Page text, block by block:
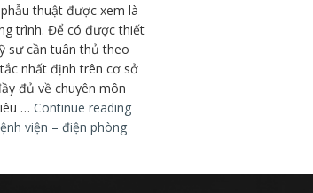
thuật được xem là
trình. Để có được thiết
sư cần tuân thủ theo
nhất định trên cơ sở
đủ về chuyên môn
… Continue reading
viện – điện phòng